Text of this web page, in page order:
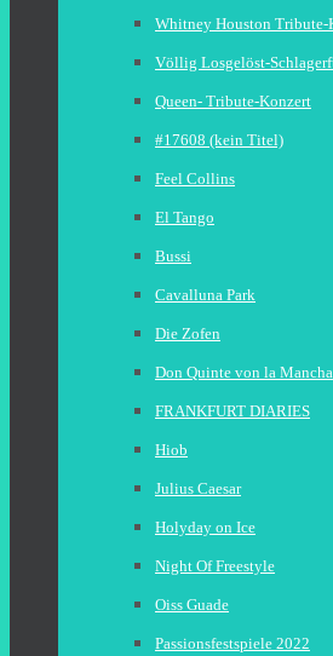
Whitney Houston Tribute-
Völlig Losgelöst-
Queen- Tribute-Konzert
#17608 (kein Titel)
Feel Collins
El Tango
Bussi
Cavalluna Park
Die Zofen
Don Quinte von la Mancha
FRANKFURT DIARIES
Hiob
Julius Caesar
Holyday on Ice
Night Of Freestyle
Oiss Guade
Passionsfestspiele 2022